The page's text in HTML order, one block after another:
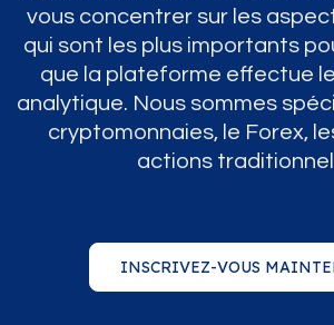
vous concentrer sur les
qui sont les plus importants
que la plateforme effectue
analytique. Nous sommes
cryptomonnaies, le Forex,
actions
INSCRIVEZ-VOUS